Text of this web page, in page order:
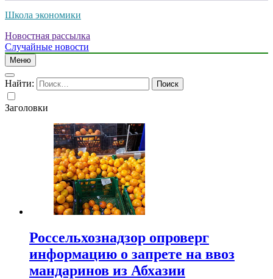
Школа экономики
Новостная рассылка
Случайные новости
Меню
Найти:
Заголовки
Россельхознадзор опроверг
информацию о запрете на ввоз
мандаринов из Абхазии